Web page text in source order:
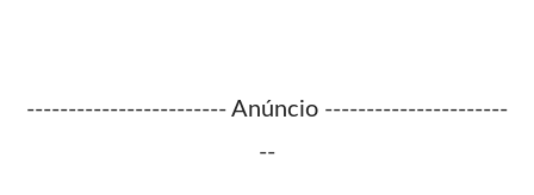
------------------------ Anúncio ----------------------
--